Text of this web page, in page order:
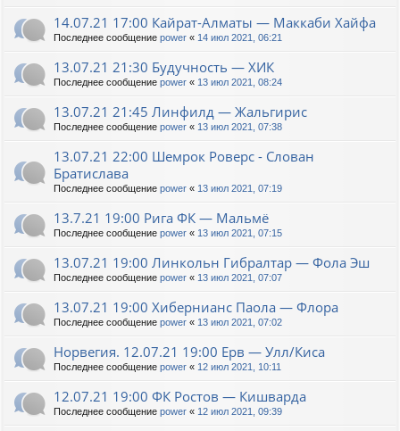
14.07.21 17:00 Кайрат-Алматы — Маккаби Хайфа
Последнее сообщение power « 14 июл 2021, 06:21
13.07.21 21:30 Будучность — ХИК
Последнее сообщение power « 13 июл 2021, 08:24
13.07.21 21:45 Линфилд — Жальгирис
Последнее сообщение power « 13 июл 2021, 07:38
13.07.21 22:00 Шемрок Роверс - Слован
Братислава
Последнее сообщение power « 13 июл 2021, 07:19
13.7.21 19:00 Рига ФК — Мальмё
Последнее сообщение power « 13 июл 2021, 07:15
13.07.21 19:00 Линкольн Гибралтар — Фола Эш
Последнее сообщение power « 13 июл 2021, 07:07
13.07.21 19:00 Хибернианс Паола — Флора
Последнее сообщение power « 13 июл 2021, 07:02
Норвегия. 12.07.21 19:00 Ерв — Улл/Киса
Последнее сообщение power « 12 июл 2021, 10:11
12.07.21 19:00 ФК Ростов — Кишварда
Последнее сообщение power « 12 июл 2021, 09:39